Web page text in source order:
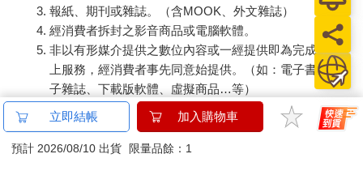
報紙、期刊或雜誌。（含MOOK、外文雜誌）
經消費者拆封之影音商品或電腦軟體。
非以有形媒介提供之數位內容或一經提供即為完成之線
上服務，經消費者事先同意始提供。（如：電子書、電
子雜誌、下載版軟體、虛擬商品…等）
已拆封之個人衛生用品。（如：內衣褲、刮鬍刀、除毛
若非上列種類商品，均享有到貨7天的猶豫期（含例假
立即結帳 加入購物車
預計 2026/08/10 出貨 限量品餘：1